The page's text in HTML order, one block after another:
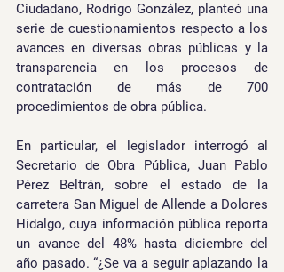
Ciudadano, Rodrigo González, planteó una
serie de cuestionamientos respecto a los
avances en diversas obras públicas y la
transparencia en los procesos de
contratación de más de 700
procedimientos de obra pública.
En particular, el legislador interrogó al
Secretario de Obra Pública, Juan Pablo
Pérez Beltrán, sobre el estado de la
carretera San Miguel de Allende a Dolores
Hidalgo, cuya información pública reporta
un avance del 48% hasta diciembre del
año pasado. “¿Se va a seguir aplazando la